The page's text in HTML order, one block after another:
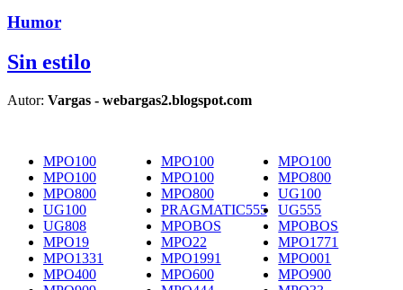
Humor
Sin estilo
Autor: Vargas - webargas2.blogspot.com
MPO100 MPO100
MPO100
MPO100
MPO100
MPO800
MPO800
MPO800
UG100
UG100
PRAGMATIC555
UG555
UG808
MPOBOS
MPOBOS
MPO19
MPO22
MPO1771
MPO1331
MPO1991
MPO001
MPO400
MPO600
MPO900